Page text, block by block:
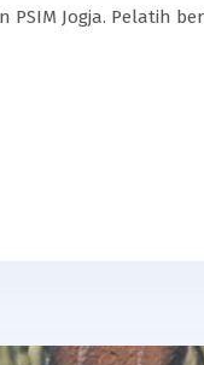
Jogja. Pelatih